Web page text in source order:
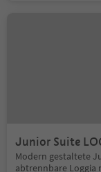
Junior Suite
Modern gestaltete
abtrennbare Loggia